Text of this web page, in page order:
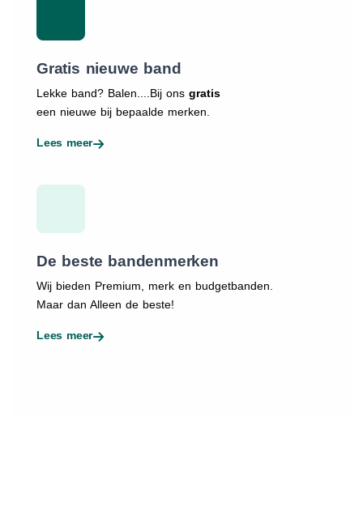
Gratis nieuwe band
Lekke band? Balen....Bij ons gratis
een nieuwe bij bepaalde merken.
Lees meer
De beste bandenmerken
Wij bieden Premium, merk en budgetbanden.
Maar dan Alleen de beste!
Lees meer